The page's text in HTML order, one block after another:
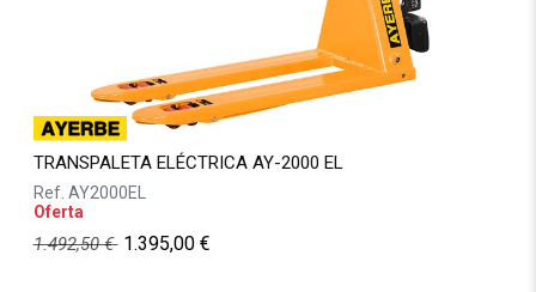
TRANSPALETA ELÉCTRICA AY-2000 EL
Ref. AY2000EL
Oferta
1.492,50€ 1.395,00€